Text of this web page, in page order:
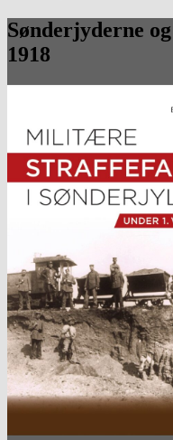
Sønderjyderne
1918